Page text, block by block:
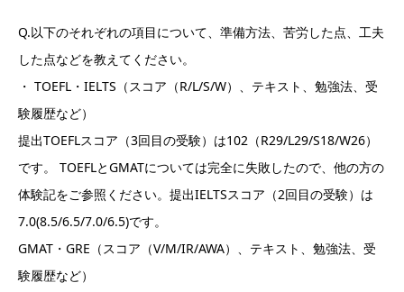
Q.以下のそれぞれの項目について、準備方法、苦労した点、工夫
した点などを教えてください。
・ TOEFL・IELTS（スコア（R/L/S/W）、テキスト、勉強法、受
験履歴など）
提出TOEFLスコア（3回目の受験）は102（R29/L29/S18/W26）
です。 TOEFLとGMATについては完全に失敗したので、他の方の
体験記をご参照ください。提出IELTSスコア（2回目の受験）は
7.0(8.5/6.5/7.0/6.5)です。
GMAT・GRE（スコア（V/M/IR/AWA）、テキスト、勉強法、受
験履歴など）